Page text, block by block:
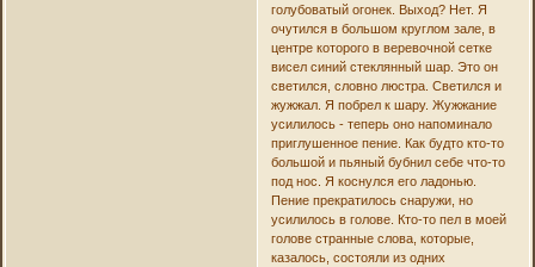
голубоватый огонек. Выход? Нет. Я
очутился в большом круглом зале, в
центре которого в веревочной сетке
висел синий стеклянный шар. Это он
светился, словно люстра. Светился и
жужжал. Я побрел к шару. Жужжание
усилилось - теперь оно напоминало
приглушенное пение. Как будто кто-то
большой и пьяный бубнил себе что-то
под нос. Я коснулся его ладонью.
Пение прекратилось снаружи, но
усилилось в голове. Кто-то пел в моей
голове странные слова, которые,
казалось, состояли из одних